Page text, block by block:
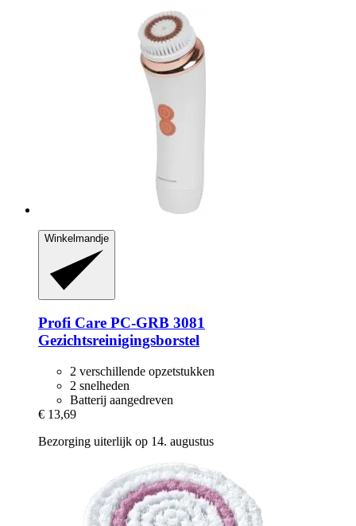
Winkelmandje
Profi Care PC-​GRB 3081
Gezichtsreinigingsborstel
2 verschillende opzetstukken
2 snelheden
Batterij aangedreven
€ 13,69
Bezorging uiterlijk op 14. augustus